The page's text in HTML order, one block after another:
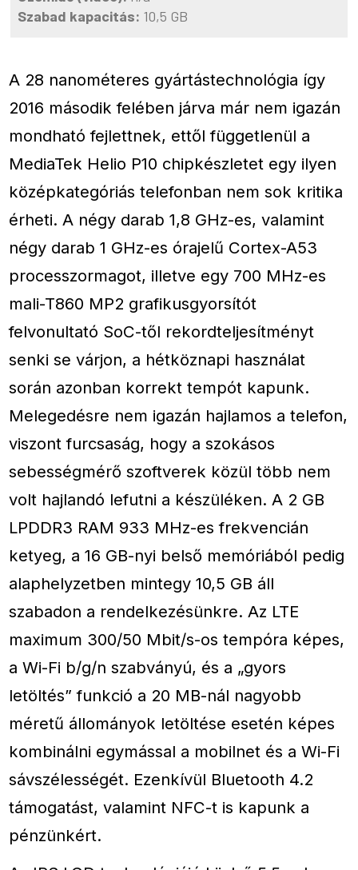
Szabad kapacitás: 10,5 GB
A 28 nanométeres gyártástechnológia így
2016 második felében járva már nem igazán
mondható fejlettnek, ettől függetlenül a
MediaTek Helio P10 chipkészletet egy ilyen
középkategóriás telefonban nem sok kritika
érheti. A négy darab 1,8 GHz-es, valamint
négy darab 1 GHz-es órajelű Cortex-A53
processzormagot, illetve egy 700 MHz-es
mali-T860 MP2 grafikusgyorsítót
felvonultató SoC-től rekordteljesítményt
senki se várjon, a hétköznapi használat
során azonban korrekt tempót kapunk.
Melegedésre nem igazán hajlamos a telefon,
viszont furcsaság, hogy a szokásos
sebességmérő szoftverek közül több nem
volt hajlandó lefutni a készüléken. A 2 GB
LPDDR3 RAM 933 MHz-es frekvencián
ketyeg, a 16 GB-nyi belső memóriából pedig
alaphelyzetben mintegy 10,5 GB áll
szabadon a rendelkezésünkre. Az LTE
maximum 300/50 Mbit/s-os tempóra képes,
a Wi-Fi b/g/n szabványú, és a „gyors
letöltés” funkció a 20 MB-nál nagyobb
méretű állományok letöltése esetén képes
kombinálni egymással a mobilnet és a Wi-Fi
sávszélességét. Ezenkívül Bluetooth 4.2
támogatást, valamint NFC-t is kapunk a
pénzünkért.